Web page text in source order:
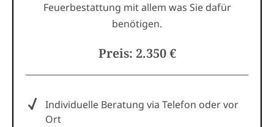
Feuerbestattung mit allem was Sie dafür
benötigen.
Preis: 2.350 €
Individuelle Beratung via Telefon oder vor
Ort